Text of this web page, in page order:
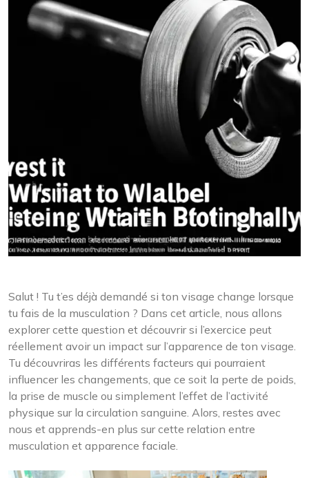
Salut ! Tu t’es déjà demandé si ton visage change lorsque
tu fais de la musculation ? Dans cet article, nous allons
explorer cette question et découvrir si l’exercice peut
réellement avoir un impact sur l’apparence de ton visage.
Tu découvriras les différents facteurs qui pourraient
influencer les changements, que ce soit la perte de poids,
la prise de muscle ou simplement l’effet de l’activité
physique sur la circulation sanguine. Alors, restes avec
nous et apprends-en plus sur cette relation entre
musculation et apparence faciale.